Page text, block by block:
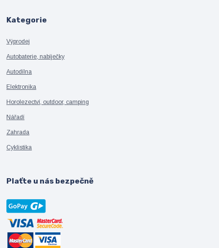
Kategorie
Výprodej
Autobaterie, nabíječky
Autodílna
Elektronika
Horolezectví, outdoor, camping
Nářadí
Zahrada
Cyklistika
Plaťte u nás bezpečně